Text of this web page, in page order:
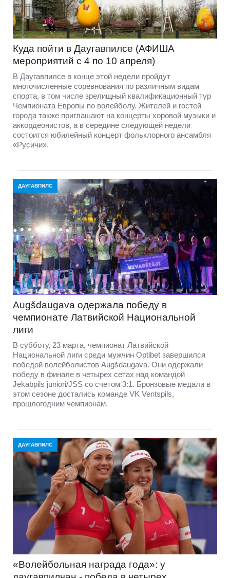
Куда пойти в Даугавпилсе (АФИША
мероприятий с 4 по 10 апреля)
В Даугавпилсе в конце этой недели пройдут
многочисленные соревнования по различным видам
спорта, в том числе зрелищный квалификационный тур
Чемпионата Европы по волейболу. Жителей и гостей
города также приглашают на концерты хоровой музыки и
аккордеонистов, а в середине следующей недели
состоится юбилейный концерт фольклорного ансамбля
«Русичи».
ДАУГАВПИЛС
Augšdaugava одержала победу в
чемпионате Латвийской Национальной
лиги
В субботу, 23 марта, чемпионат Латвийской
Национальной лиги среди мужчин Optibet завершился
победой волейболистов Augšdaugava. Они одержали
победу в финале в четырех сетах над командой
Jēkabpils juniori/JSS со счетом 3:1. Бронзовые медали в
этом сезоне достались команде VK Ventspils,
прошлогодним чемпионам.
ДАУГАВПИЛС
«Волейбольная награда года»: у